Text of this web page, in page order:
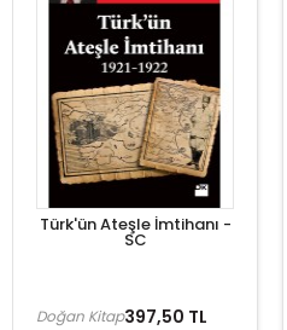
Türk'ün Ateşle İmtihanı -
SC
397,50 TL
Doğan Kitap